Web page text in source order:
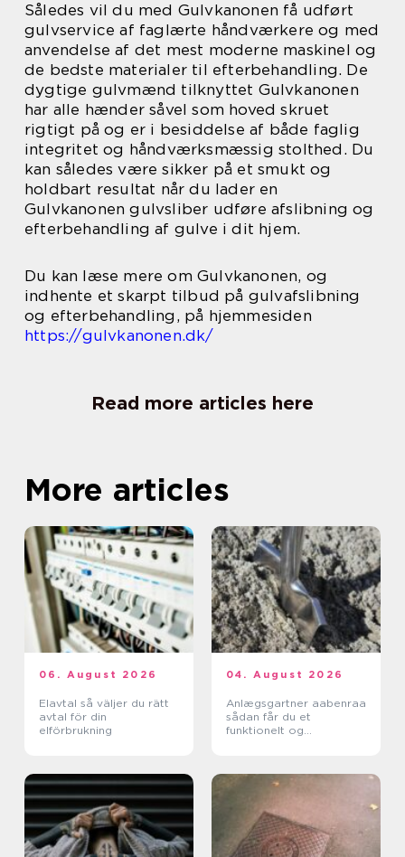
Således vil du med Gulvkanonen få udført
gulvservice af faglærte håndværkere og med
anvendelse af det mest moderne maskinel og
de bedste materialer til efterbehandling. De
dygtige gulvmænd tilknyttet Gulvkanonen
har alle hænder såvel som hoved skruet
rigtigt på og er i besiddelse af både faglig
integritet og håndværksmæssig stolthed. Du
kan således være sikker på et smukt og
holdbart resultat når du lader en
Gulvkanonen gulvsliber udføre afslibning og
efterbehandling af gulve i dit hjem.
Du kan læse mere om Gulvkanonen, og
indhente et skarpt tilbud på gulvafslibning
og efterbehandling, på hjemmesiden
https://gulvkanonen.dk/
Read more articles here
More articles
06. August 2026
Elavtal så väljer du rätt
avtal för din
elförbrukning
04. August 2026
Anlægsgartner aabenraa
sådan får du et
funktionelt og